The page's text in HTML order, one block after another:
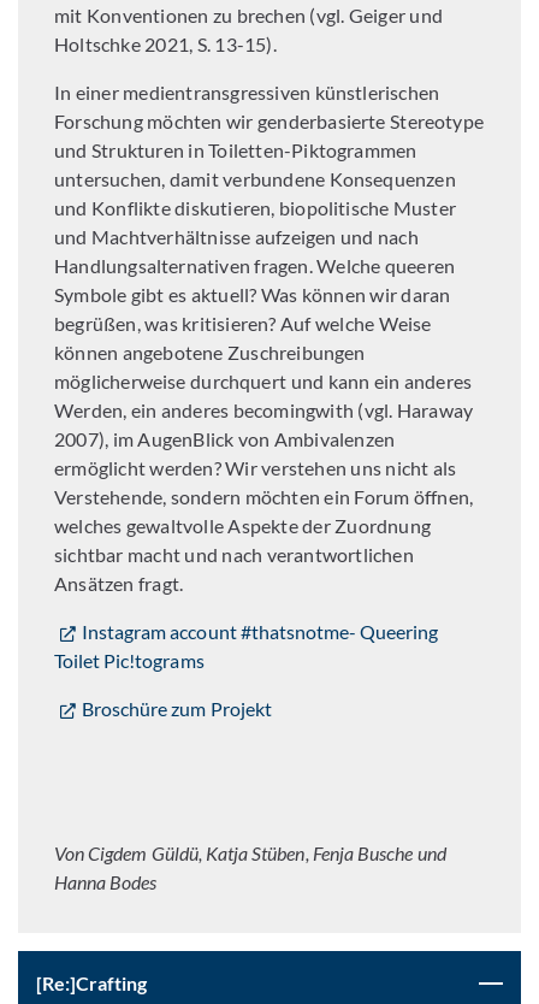
mit Konventionen zu brechen (vgl. Geiger und
Holtschke 2021, S. 13-15).
In einer medientransgressiven künstlerischen
Forschung möchten wir genderbasierte Stereotype
und Strukturen in Toiletten-Piktogrammen
untersuchen, damit verbundene Konsequenzen
und Konflikte diskutieren, biopolitische Muster
und Machtverhältnisse aufzeigen und nach
Handlungsalternativen fragen. Welche queeren
Symbole gibt es aktuell? Was können wir daran
begrüßen, was kritisieren? Auf welche Weise
können angebotene Zuschreibungen
möglicherweise durchquert und kann ein anderes
Werden, ein anderes becomingwith (vgl. Haraway
2007), im AugenBlick von Ambivalenzen
ermöglicht werden? Wir verstehen uns nicht als
Verstehende, sondern möchten ein Forum öffnen,
welches gewaltvolle Aspekte der Zuordnung
sichtbar macht und nach verantwortlichen
Ansätzen fragt.
Instagram account #thatsnotme- Queering
Toilet Pic!tograms
Broschüre zum Projekt
Von Cigdem Güldü, Katja Stüben, Fenja Busche und
Hanna Bodes
[Re:]Crafting